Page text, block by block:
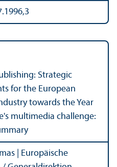
Strategic
for the European
towards the Year
multimedia challenge:
| Europäische